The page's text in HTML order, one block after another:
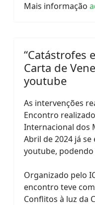
Mais informação
“Catástrofes
Carta de
youtube
As intervenções
Encontro
Internacional dos
Abril de 2024 já
youtube, podendo
Organizado pelo
encontro teve
Conflitos à luz da